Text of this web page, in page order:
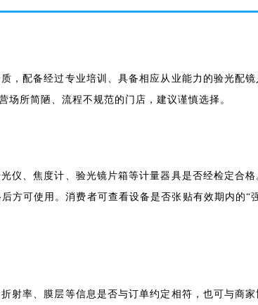
，配备经过专业培训、具备相应从业能力的验光配
所简陋、流程不规范的门店，建议谨慎选择。
仪、焦度计、验光镜片箱等计量器具是否经检定合
方可使用。消费者可查看设备是否张贴有效期内的“
射率、膜层等信息是否与订单约定相符，也可与商